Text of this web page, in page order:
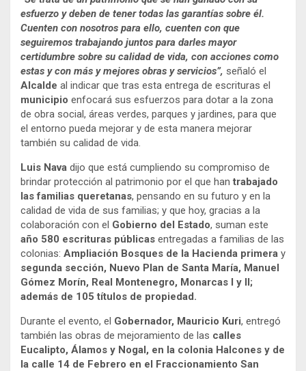
esfuerzo y deben de tener todas las garantías sobre él.
Cuenten con nosotros para ello, cuenten con que
seguiremos trabajando juntos para darles mayor
certidumbre sobre su calidad de vida, con acciones como
estas y con más y mejores obras y servicios”, señaló el
Alcalde al indicar que tras esta entrega de escrituras el
municipio enfocará sus esfuerzos para dotar a la zona
de obra social, áreas verdes, parques y jardines, para que
el entorno pueda mejorar y de esta manera mejorar
también su calidad de vida.
Luis Nava dijo que está cumpliendo su compromiso de
brindar protección al patrimonio por el que hantrabajado
las familias queretanas, pensando en su futuro y en la
calidad de vida de sus familias; y que hoy, gracias a la
colaboración con el Gobierno del Estado, suman este
año 580 escrituras públicas entregadas a familias de las
colonias: Ampliación Bosques de la Hacienda primera y
segunda sección, Nuevo Plan de Santa María, Manuel
Gómez Morín, Real Montenegro, Monarcas I y II;
además de 105 títulos de propiedad.
Durante el evento, el Gobernador, Mauricio Kuri, entregó
también las obras de mejoramiento de las calles
Eucalipto, Álamos y Nogal, en la colonia Halcones y de
la calle 14 de Febrero en el Fraccionamiento San